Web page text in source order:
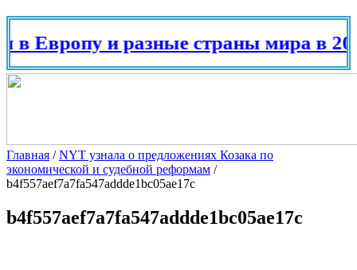
Европу и разные страны мира в
Главная /NYT узнала о предложениях Козака по
экономической и судебной реформам /
b4f557aef7a7fa547addde1bc05ae17c
b4f557aef7a7fa547addde1bc05ae17c